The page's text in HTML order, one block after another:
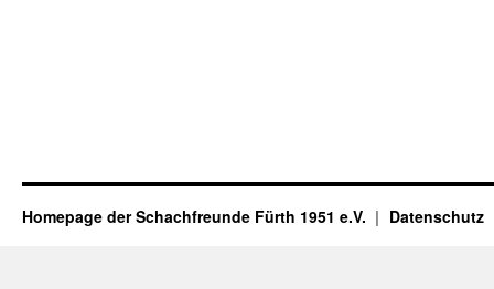
Homepage der Schachfreunde Fürth 1951 e.V. Datenschutz